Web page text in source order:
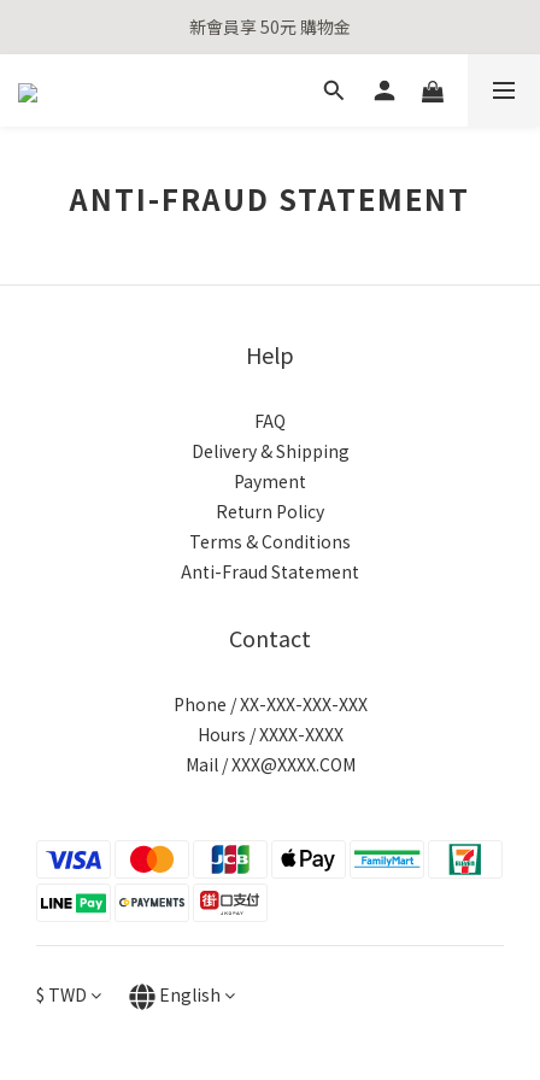
新會員享 50元 購物金
新會員享 50元 購物金
ANTI-FRAUD STATEMENT
Help
FAQ
Delivery & Shipping
Payment
Return Policy
Terms & Conditions
Anti-Fraud Statement
Contact
Phone / XX-XXX-XXX-XXX
Hours / XXXX-XXXX
Mail / XXX@XXXX.COM
$ TWD English